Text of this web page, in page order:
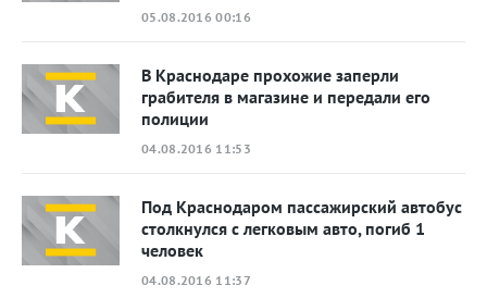
05.08.2016 00:16
В Краснодаре прохожие заперли
грабителя в магазине и передали его
полиции
04.08.2016 11:53
Под Краснодаром пассажирский автобус
столкнулся с легковым авто, погиб 1
человек
04.08.2016 11:37